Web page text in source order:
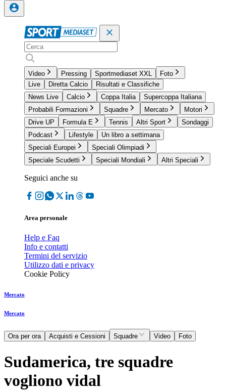
Video Pressing Sportmediaset XXL
Foto
Live
Diretta Calcio
Risultati e Classifiche
News Live
Calcio Coppa Italia
Supercoppa Italiana
Probabili Formazioni
Squadre Mercato
Motori
Drive UP
Formula E Tennis Altri Sport
Sondaggi
Podcast
Lifestyle
Un libro a settimana
Speciali Europei
Speciali Olimpiadi
Speciale Scudetti
Speciali Mondiali Altri Speciali
Seguici anche su
Area personale
Help e Faq
Info e contatti
Termini del servizio
Utilizzo dati e privacy
Cookie Policy
Mercato
Mercato
Ora per ora Acquisti e Cessioni Squadre Video Foto
Sudamerica, tre squadre
vogliono vidal